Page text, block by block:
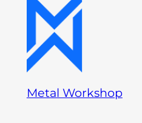
Metal Workshop